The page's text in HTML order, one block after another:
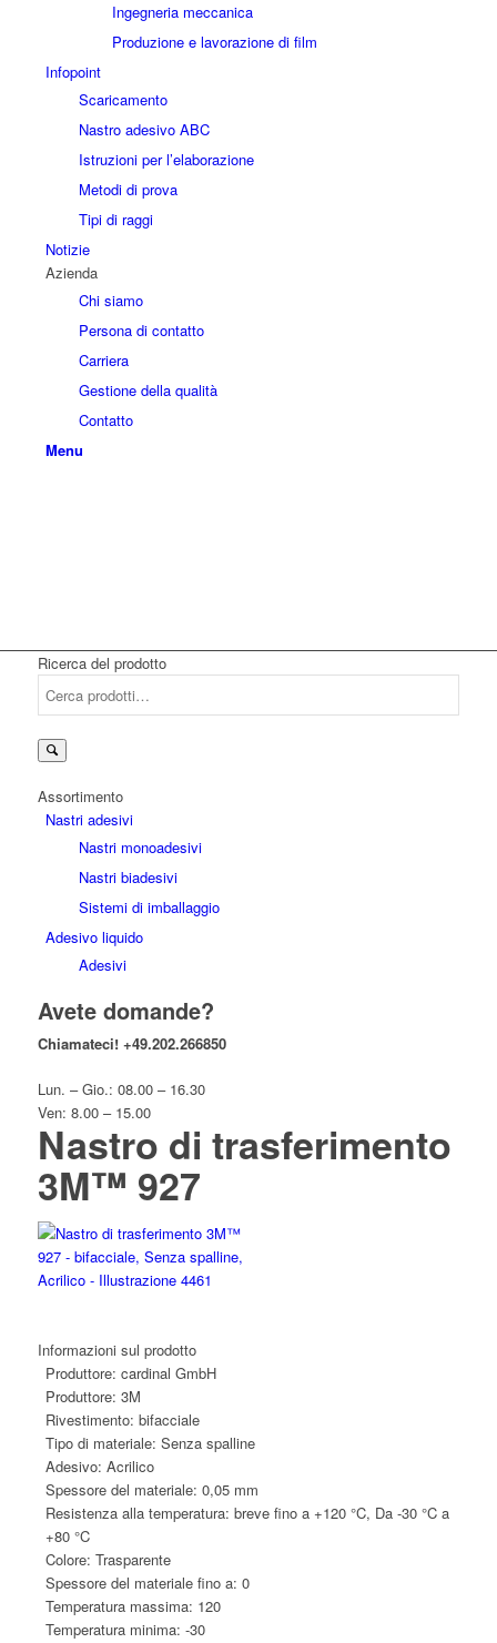
Ingegneria meccanica
Produzione e lavorazione di film
Infopoint
Scaricamento
Nastro adesivo ABC
Istruzioni per l’elaborazione
Metodi di prova
Tipi di raggi
Notizie
Azienda
Chi siamo
Persona di contatto
Carriera
Gestione della qualità
Contatto
Menu
Ricerca del prodotto
Assortimento
Nastri adesivi
Nastri monoadesivi
Nastri biadesivi
Sistemi di imballaggio
Adesivo liquido
Adesivi
Avete domande?
Chiamateci! +49.202.266850
Lun. – Gio.: 08.00 – 16.30
Ven: 8.00 – 15.00
Nastro di trasferimento
3M™ 927
Informazioni sul prodotto
Produttore: cardinal GmbH
Produttore: 3M
Rivestimento: bifacciale
Tipo di materiale: Senza spalline
Adesivo: Acrilico
Spessore del materiale: 0,05 mm
Resistenza alla temperatura: breve fino a +120 °C, Da -30 °C a
+80 °C
Colore: Trasparente
Spessore del materiale fino a: 0
Temperatura massima: 120
Temperatura minima: -30